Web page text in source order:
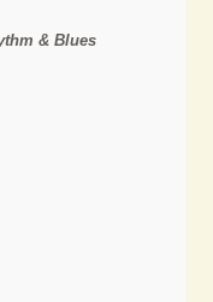
& Blues